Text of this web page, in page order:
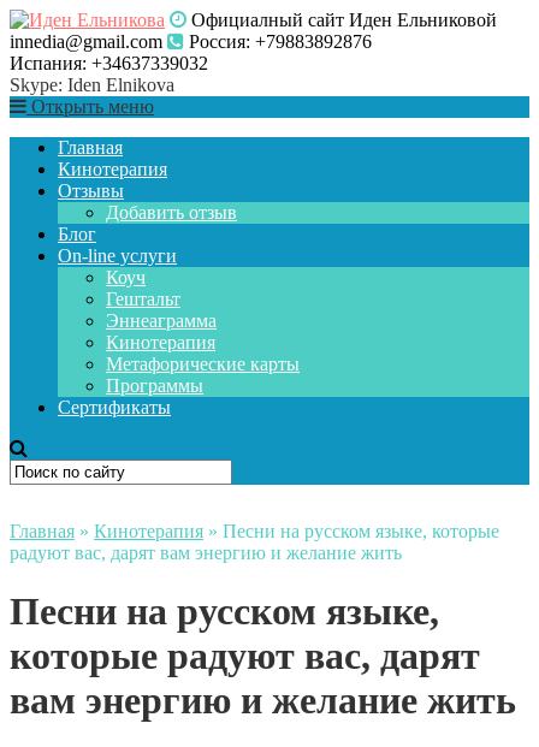
Официалный сайт Иден Ельниковой
innedia@gmail.com
Россия: +79883892876
Испания: +34637339032
Skype: Iden Elnikova
Открыть меню
Главная
Кинотерапия
Отзывы
Добавить отзыв
Блог
On-line услуги
Коуч
Гештальт
Эннеаграмма
Кинотерапия
Метафорические карты
Программы
Сертификаты
Главная » Кинотерапия » Песни на русском языке, которые
радуют вас, дарят вам энергию и желание жить
Песни на русском языке,
которые радуют вас, дарят
вам энергию и желание жить